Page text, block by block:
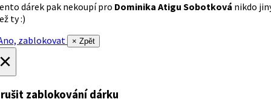
dárek pak nekoupí pro Dominika Atigu Sobotková nikdo
ty :)
zablokovat
× Zpět
zablokování dárku